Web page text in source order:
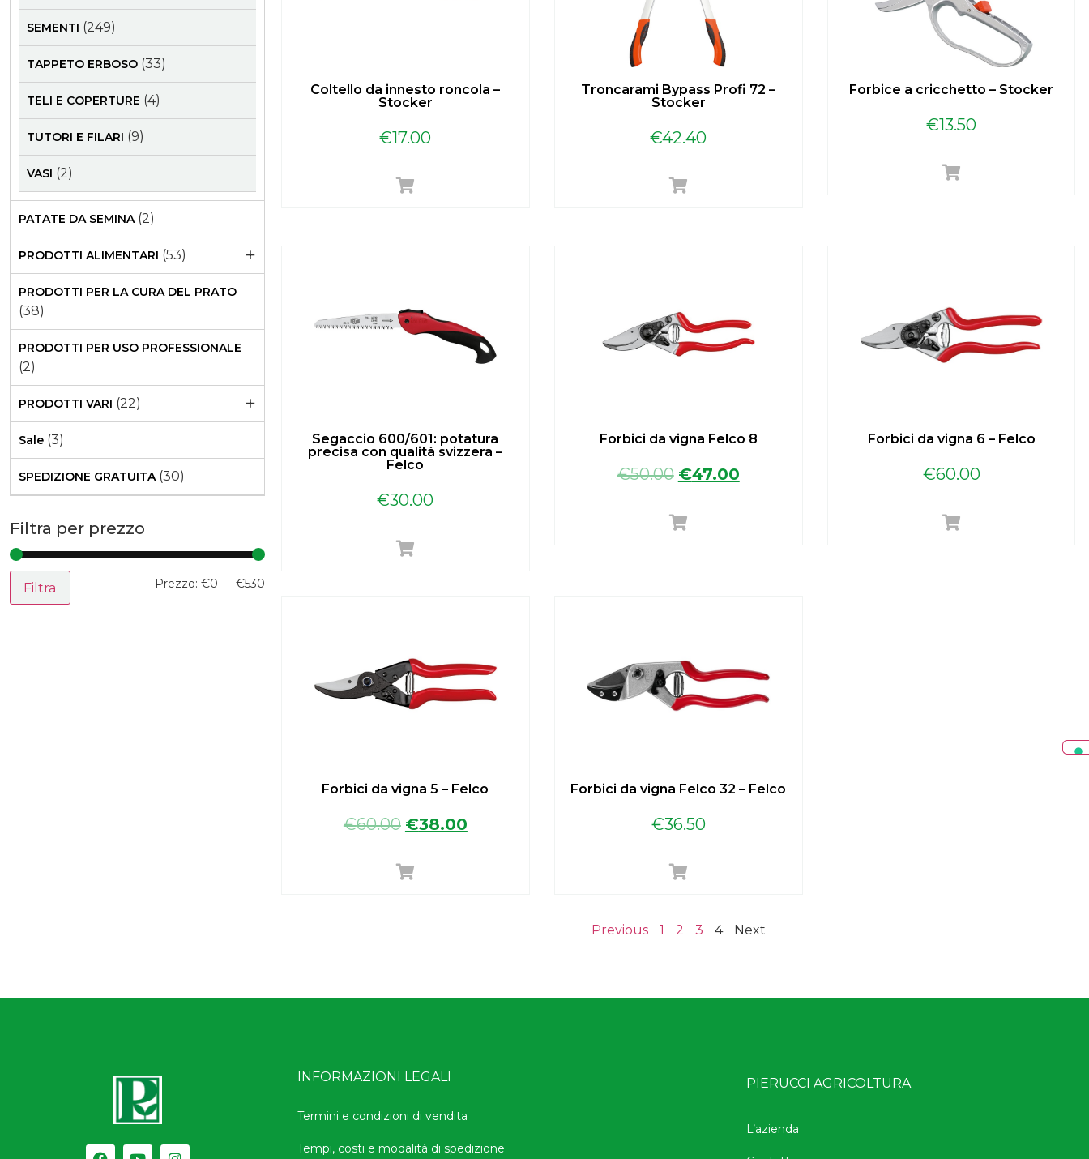
SEMENTI (249)
TAPPETO ERBOSO (33)
TELI E COPERTURE (4)
TUTORI E FILARI (9)
VASI (2)
PATATE DA SEMINA (2)
PRODOTTI ALIMENTARI (53) +
PRODOTTI PER LA CURA DEL PRATO
(38)
PRODOTTI PER USO PROFESSIONALE
(2)
PRODOTTI VARI (22) +
Sale (3)
SPEDIZIONE GRATUITA (30)
Filtra per prezzo
Filtra Prezzo: €0 — €530
Coltello da innesto roncola –
Stocker
€17.00
Troncarami Bypass Profi 72 –
Stocker
€42.40
Forbice a cricchetto – Stocker
€13.50
Segaccio 600/601: potatura
precisa con qualità svizzera –
Felco
€30.00
Forbici da vigna Felco 8
€50.00 €47.00
Forbici da vigna 6 – Felco
€60.00
Forbici da vigna 5 – Felco
€60.00 €38.00
Forbici da vigna Felco 32 – Felco
€36.50
Previous 1 2 3 4 Next
INFORMAZIONI LEGALI
Termini e condizioni di vendita
Tempi, costi e modalità di spedizione
PIERUCCI AGRICOLTURA
L’azienda